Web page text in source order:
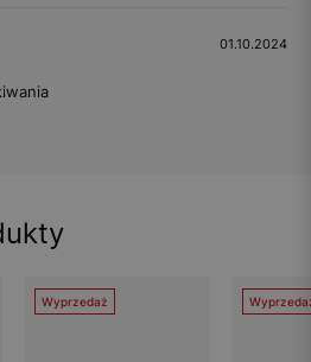
01.10.2024
Wyprzedaż